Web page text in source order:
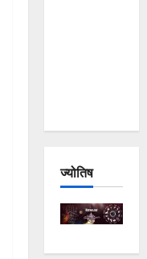
ज्योतिष